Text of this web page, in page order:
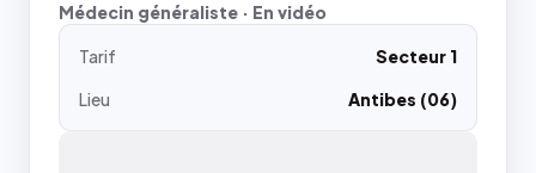
Médecin généraliste · En vidéo
Tarif
Secteur 1
Lieu
Antibes (06)